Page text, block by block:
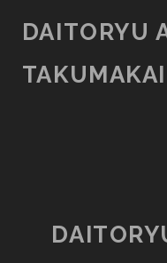
DAITORYU
TAKUMAKAI